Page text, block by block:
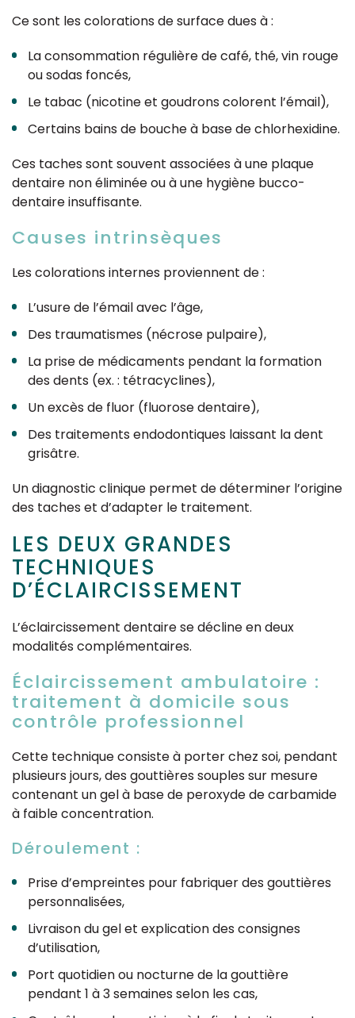
Ce sont les colorations de surface dues à :
La consommation régulière de café, thé, vin rouge
ou sodas foncés,
Le tabac (nicotine et goudrons colorent l’émail),
Certains bains de bouche à base de chlorhexidine.
Ces taches sont souvent associées à une plaque
dentaire non éliminée ou à une hygiène bucco-
dentaire insuffisante.
Causes intrinsèques
Les colorations internes proviennent de :
L’usure de l’émail avec l’âge,
Des traumatismes (nécrose pulpaire),
La prise de médicaments pendant la formation
des dents (ex. : tétracyclines),
Un excès de fluor (fluorose dentaire),
Des traitements endodontiques laissant la dent
grisâtre.
Un diagnostic clinique permet de déterminer l’origine
des taches et d’adapter le traitement.
LES DEUX GRANDES
TECHNIQUES
D’ÉCLAIRCISSEMENT
L’éclaircissement dentaire se décline en deux
modalités complémentaires.
Éclaircissement ambulatoire :
traitement à domicile sous
contrôle professionnel
Cette technique consiste à porter chez soi, pendant
plusieurs jours, des gouttières souples sur mesure
contenant un gel à base de peroxyde de carbamide
à faible concentration.
Déroulement :
Prise d’empreintes pour fabriquer des gouttières
personnalisées,
Livraison du gel et explication des consignes
d’utilisation,
Port quotidien ou nocturne de la gouttière
pendant 1 à 3 semaines selon les cas,